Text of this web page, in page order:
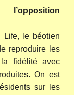
Life, le béotien
reproduire les
fidélité avec
On est
sur les